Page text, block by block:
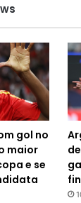
gol no
maior
e se